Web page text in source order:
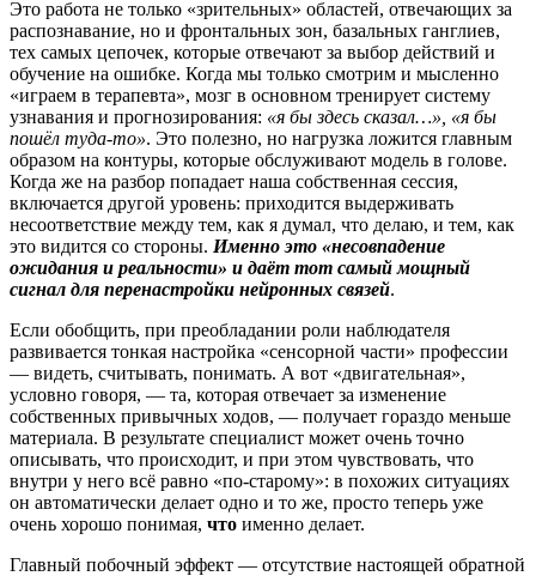
Это работа не только «зрительных» областей, отвечающих за
распознавание, но и фронтальных зон, базальных ганглиев,
тех самых цепочек, которые отвечают за выбор действий и
обучение на ошибке. Когда мы только смотрим и мысленно
«играем в терапевта», мозг в основном тренирует систему
узнавания и прогнозирования: «я бы здесь сказал…», «я бы
пошёл туда-то». Это полезно, но нагрузка ложится главным
образом на контуры, которые обслуживают модель в голове.
Когда же на разбор попадает наша собственная сессия,
включается другой уровень: приходится выдерживать
несоответствие между тем, как я думал, что делаю, и тем, как
это видится со стороны. Именно это «несовпадение
ожидания и реальности» и даёт тот самый мощный
сигнал для перенастройки нейронных связей.
Если обобщить, при преобладании роли наблюдателя
развивается тонкая настройка «сенсорной части» профессии
— видеть, считывать, понимать. А вот «двигательная»,
условно говоря, — та, которая отвечает за изменение
собственных привычных ходов, — получает гораздо меньше
материала. В результате специалист может очень точно
описывать, что происходит, и при этом чувствовать, что
внутри у него всё равно «по-старому»: в похожих ситуациях
он автоматически делает одно и то же, просто теперь уже
очень хорошо понимая, что именно делает.
Главный побочный эффект — отсутствие настоящей обратной